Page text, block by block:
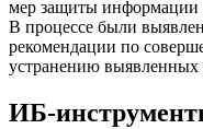
мер защиты информации
В процессе были
рекомендации по
устранению
ИБ-